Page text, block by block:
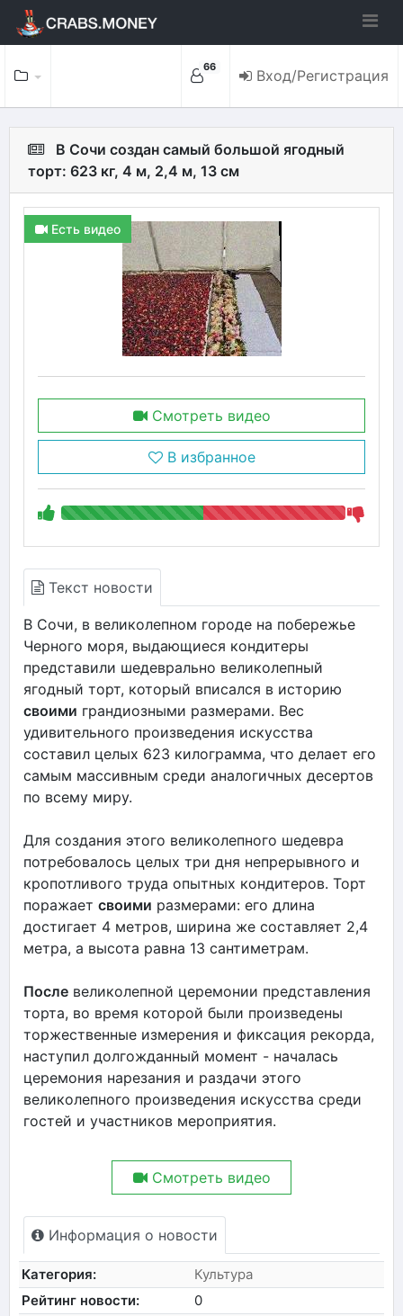
66 Вход/Регистрация
В Сочи создан самый большой ягодный
торт: 623 кг, 4 м, 2,4 м, 13 см
Есть видео
Смотреть видео
В избранное
Текст новости
В Сочи, в великолепном городе на побережье
Черного моря, выдающиеся кондитеры
представили шедеврально великолепный
ягодный торт, который вписался в историю
своими грандиозными размерами. Вес
удивительного произведения искусства
составил целых 623 килограмма, что делает его
самым массивным среди аналогичных десертов
по всему миру.
Для создания этого великолепного шедевра
потребовалось целых три дня непрерывного и
кропотливого труда опытных кондитеров. Торт
поражает своими размерами: его длина
достигает 4 метров, ширина же составляет 2,4
метра, а высота равна 13 сантиметрам.
После великолепной церемонии представления
торта, во время которой были произведены
торжественные измерения и фиксация рекорда,
наступил долгожданный момент - началась
церемония нарезания и раздачи этого
великолепного произведения искусства среди
гостей и участников мероприятия.
Смотреть видео
Информация о новости
Категория:
Культура
Рейтинг новости:
0